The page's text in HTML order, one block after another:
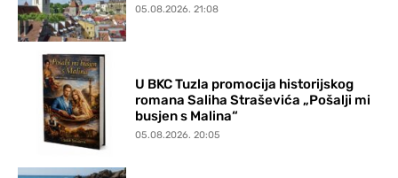
05.08.2026. 21:08
U BKC Tuzla promocija historijskog
romana Saliha Straševića „Pošalji mi
busjen s Malina“
05.08.2026. 20:05